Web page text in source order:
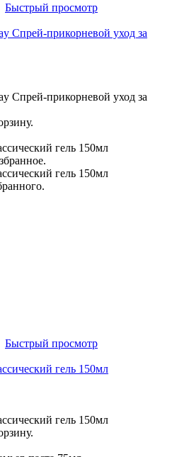
Быстрый просмотр
Спрей-прикорневой уход за
Спрей-прикорневой уход за
гель 150мл
гель 150мл
Быстрый просмотр
гель 150мл
гель 150мл